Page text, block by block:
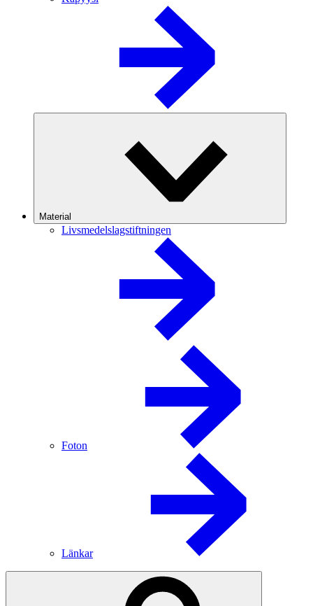
Material
Livsmedelslagstiftningen
Foton
Länkar